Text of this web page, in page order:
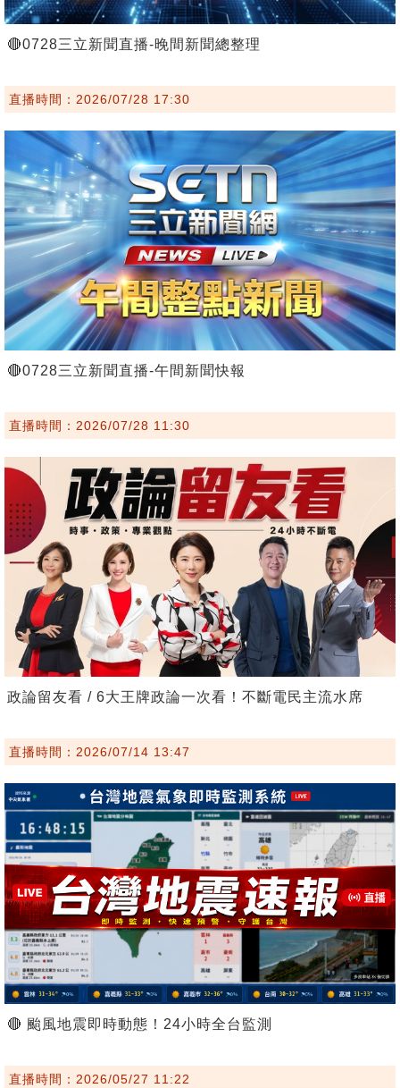
🔴0728三立新聞直播-晚間新聞總整理
直播時間：2026/07/28 17:30
🔴0728三立新聞直播-午間新聞快報
直播時間：2026/07/28 11:30
政論留友看 / 6大王牌政論一次看！不斷電民主流水席
直播時間：2026/07/14 13:47
🔴 颱風地震即時動態！24小時全台監測
直播時間：2026/05/27 11:22